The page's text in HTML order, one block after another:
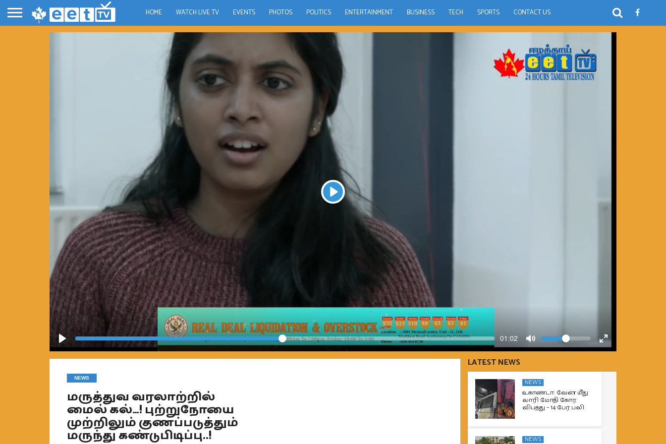
HOME WATCH LIVE TV EVENTS PHOTOS POLITICS ENTERTAINMENT BUSINESS TECH SPORTS CONTACT US
Play
Play
Seek Current
time
01:02
Toggle
Mute
Volume
Toggle
Fullscreen
NEWS
மருத்துவ வரலாற்றில்
மைல் கல்…! புற்றுநோயை
முற்றிலும் குணப்படுத்தும்
மருந்து கண்டுபிடிப்பு..!
LATEST NEWS
NEWS
உகாண்டா: வேன் மீது
லாரி மோதி கோர
விபத்து – 14 பேர் பலி
NEWS